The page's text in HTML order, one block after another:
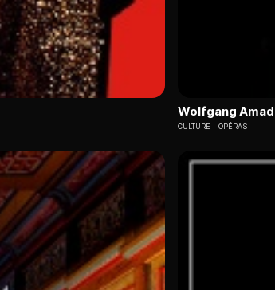
Wolfgang
CULTURE OPÉRAS